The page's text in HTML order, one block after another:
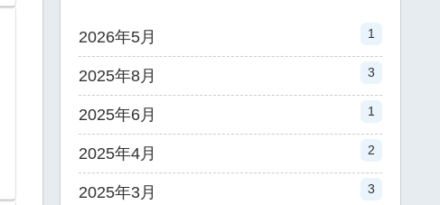
2026年5月 1
2025年8月 3
2025年6月 1
2025年4月 2
2025年3月 3